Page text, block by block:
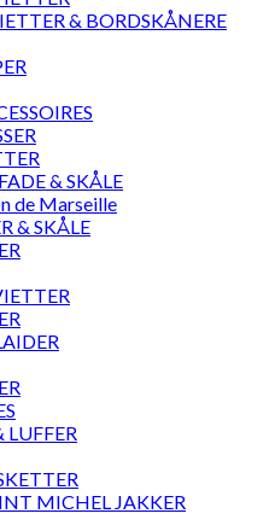
& BORDSKÅNERE
& SKÅLE
de Marseille
& SKÅLE
LUFFER
MICHEL JAKKER